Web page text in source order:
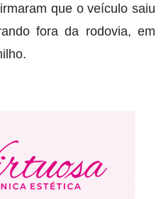
que o veículo saiu
fora da rodovia, em